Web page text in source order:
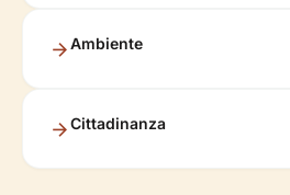
Ambiente
Cittadinanza